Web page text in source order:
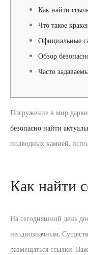
Как найти
Что такое
Официальные
Обзор
Часто
Погружение в мир
безопасно найти
подводных камней,
Как найти
На сегодняшний день
неоднозначным.
размещаться ссылки.